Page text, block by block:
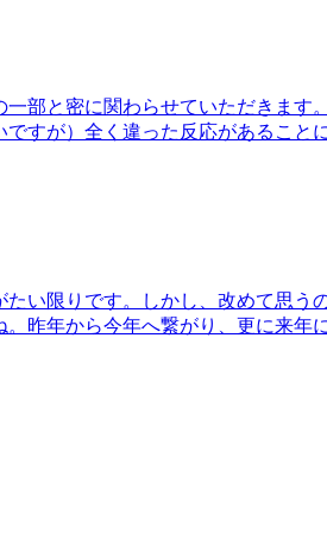
部と密に関わらせていただきます
すが）全く違った反応があること
い限りです。しかし、改めて思う
昨年から今年へ繋がり、更に来年